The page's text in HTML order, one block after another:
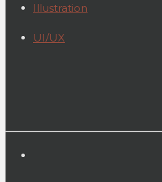
Illustration
UI/UX